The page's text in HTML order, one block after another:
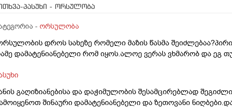
პასუხი - ორსულობა
- ორსულობა
დროს სახეზე რომელი მაზის წასმა
დამატენიანებელი რომ იყოს.ალოე ვერას ვხმარობ და ეგ
გაღიზიანებისა და დაჭიმულობის შესამცირებლად
შინაური დამატენიანებელი და ზეთოვანი